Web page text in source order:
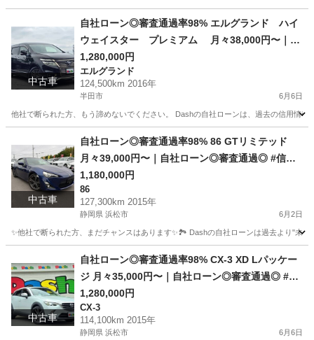
ハリアー SUV
中古車
自社ローン◎審査通過率98% エルグランド ハイ
ウェイスター プレミアム 月々38,000円〜｜自
社ローン◎審査通過◎ #信用回復ローン #他社お断
りOK #自己破産OK
1,280,000円
エルグランド
124,500km 2016年
半田市 6月6日
他社で断られた方、もう諦めないでください。 Dashの自社ローンは、過去の
エルグランド ローン
中古車
自社ローン◎審査通過率98% 86 GTリミテッド
月々39,000円〜｜自社ローン◎審査通過◎ #信用
回復ローン #他社お断りOK #自己破産OK
1,180,000円
86
127,300km 2015年
静岡県 浜松市 6月2日
✨他社で断られた方、まだチャンスはあります✨🏞️ Dashの自社ローンは過去より"
86 ローン
中古車
自社ローン◎審査通過率98% CX-3 XD Lパッケー
ジ 月々35,000円〜｜自社ローン◎審査通過◎ #信
用回復ローン #他社お断りOK #自己破産OK
1,280,000円
CX-3
114,100km 2015年
静岡県 浜松市 6月6日